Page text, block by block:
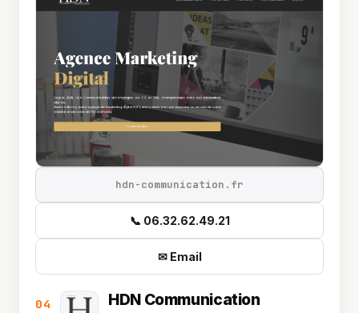
04 HDN Communication
hdn-communication.fr
📞 06.32.62.49.21
✉ Email